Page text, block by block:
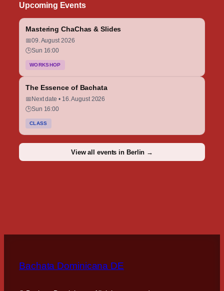
Upcoming Events
Mastering ChaChas & Slides
📅09. August 2026
🕒Sun 16:00
WORKSHOP
The Essence of Bachata
📅 Next date • 16. August 2026
🕒Sun 16:00
CLASS
View all events in Berlin →
Bachata Dominicana DE